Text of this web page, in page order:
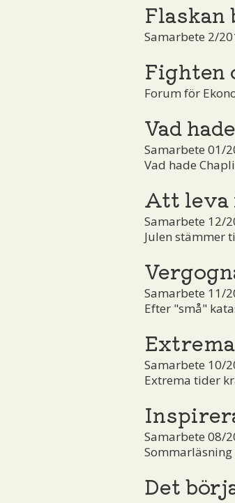
Samarbete 2/
Fighten
Forum för
Vad
Samarbete 01/
Vad hade
Att
Samarbete 12/
Julen stämmer
Samarbete 11/
Efter "små"
Samarbete 10/
Extrema tider
Samarbete 08/
Sommarläsning
Det